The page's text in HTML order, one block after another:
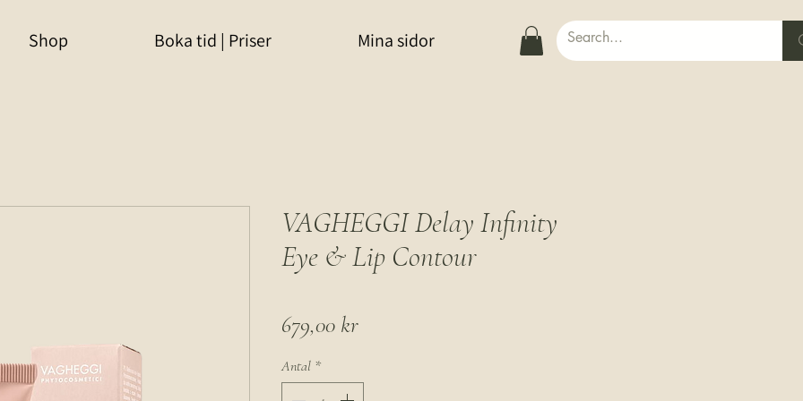
Shop Boka tid | Priser Mina sidor
VAGHEGGI Delay Infinity
Eye & Lip Contour
679,00 krPris
Antal *